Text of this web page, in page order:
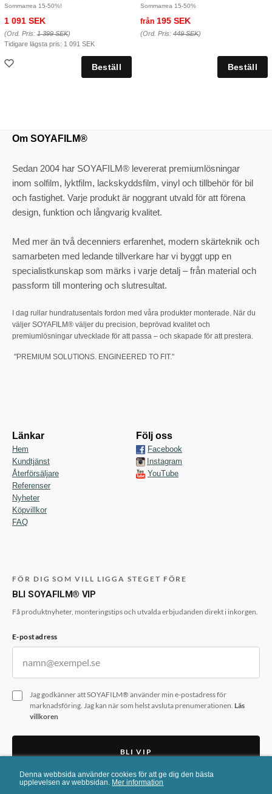
Denna webbsida använder cookies för att ge dig den bästa
upplevelsen av webbsidan. Mer information
Sommarrea 15-50%!
1 091 SEK
(Ord. Pris: 1 399 SEK)
Tidigare lägsta pris: 1 091 SEK
Sommarrea 15-50%
från 195 SEK
(Ord. Pris: 449 SEK)
Om SOYAFILM®
Sedan 2004 har SOYAFILM® levererat premiumlösningar
inom solfilm, lyktfilm, lackskyddsfilm, vinyl och tillbehör för bil
och fastighet. Varje produkt är noggrant utvald för att förena
design, funktion och långvarig kvalitet.
Med mer än två decenniers erfarenhet, modern skärteknik och
samarbeten med ledande tillverkare har vi byggt upp en
specialistkunskap som märks i varje detalj – från material och
passform till montering och slutresultat.
I dag rullar hundratusentals fordon med våra produkter monterade. När du
väljer SOYAFILM® väljer du precision, beprövad kvalitet och
premiumlösningar utvecklade för att passa – och skapade för att prestera.
"PREMIUM SOLUTIONS. ENGINEERED TO FIT."
Länkar
Hem
Kundtjänst
Återförsäljare
Referenser
Nyheter
Köpvillkor
FAQ
Följ oss
Facebook
Instagram
YouTube
FÖR DIG SOM VILL LIGGA STEGET FÖRE
BLI SOYAFILM® VIP
Få produktnyheter, monteringstips och utvalda erbjudanden direkt i inkorgen.
E-postadress
Jag godkänner att SOYAFILM® använder min e-postadress för
marknadsföring. Jag kan när som helst avsluta prenumerationen. Läs
villkoren
BLI VIP
Formuläret skyddas av reCAPTCHA. Googlesintegritetspolicy